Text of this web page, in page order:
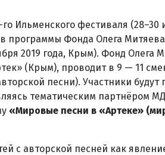
Ильменского фестиваля (28–30
программы Фонда Олега
2019 года, Крым). Фонд Олега
(Крым), проводит в 9 — 11
песни). Участники
тематическим партнёром
«Мировые песни в «Артеке»
с авторской песней как